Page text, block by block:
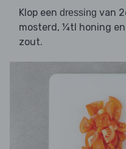
Klop een dressing van
mosterd, ¼tl honing
zout.